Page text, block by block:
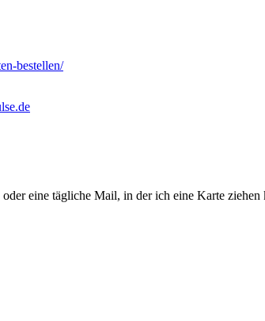
bestellen/
eine tägliche Mail, in der ich eine Karte ziehen